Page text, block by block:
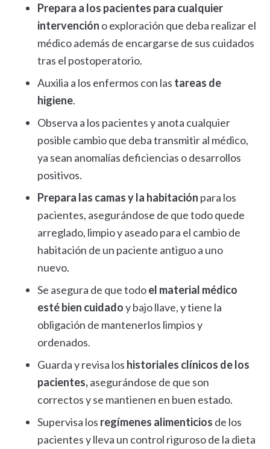
Prepara a los pacientes para cualquier
intervención o exploración que deba realizar el
médico además de encargarse de sus cuidados
tras el postoperatorio.
Auxilia a los enfermos con las tareas de
higiene.
Observa a los pacientes y anota cualquier
posible cambio que deba transmitir al médico,
ya sean anomalías deficiencias o desarrollos
positivos.
Prepara las camas y la habitación para los
pacientes, asegurándose de que todo quede
arreglado, limpio y aseado para el cambio de
habitación de un paciente antiguo a uno
nuevo.
Se asegura de que todoel material médico
esté bien cuidadoy bajo llave, y tiene la
obligación de mantenerlos limpios y
ordenados.
Guarda y revisa los historiales clínicos de los
pacientes,asegurándose de que son
correctos y se mantienen en buen estado.
Supervisa los regímenes alimenticios de los
pacientes y lleva un control riguroso de la dieta